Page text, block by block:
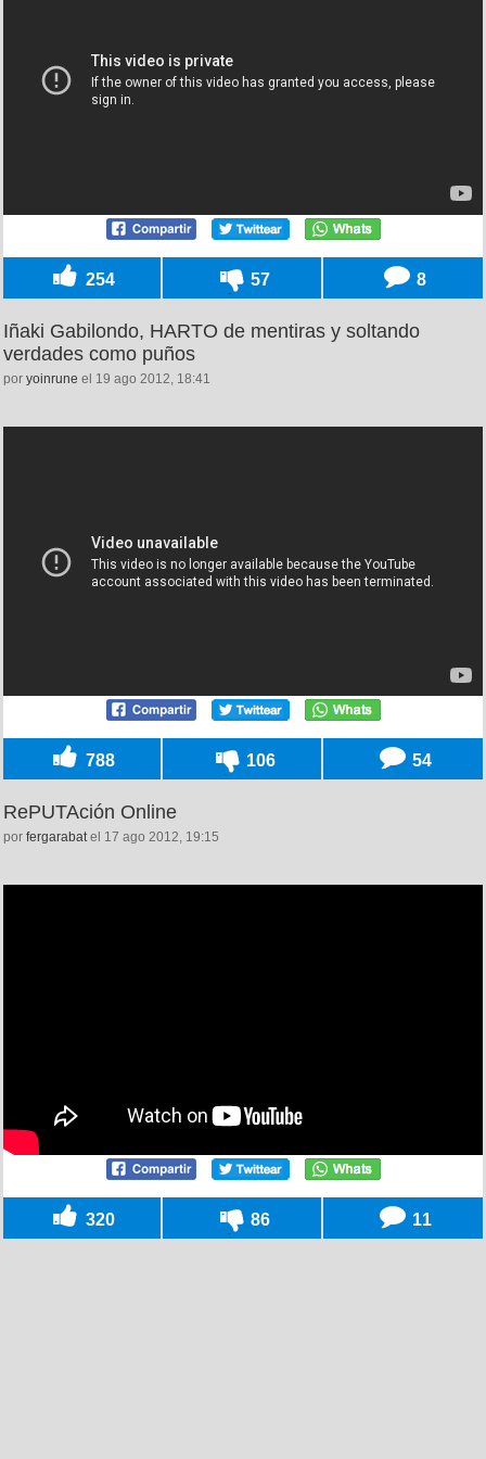
254 57 8
Iñaki Gabilondo, HARTO de mentiras y soltando
verdades como puños
por yoinrune el 19 ago 2012, 18:41
788 106 54
RePUTAción Online
por fergarabatel 17 ago 2012, 19:15
320 86 11